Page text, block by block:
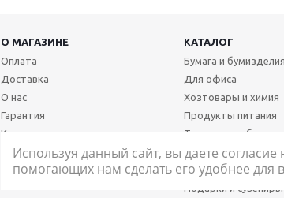
О МАГАЗИНЕ
КАТАЛОГ
Оплата
Доставка
О нас
Гарантия
Контакты
Бумага и бумизделия
Для офиса
Хозтовары и химия
Продукты питания
Техника и мебель
Школа и
Медицинские
Подарки и сувениры
Используя данный сайт, вы даете
помогающих нам сделать его удобнее для